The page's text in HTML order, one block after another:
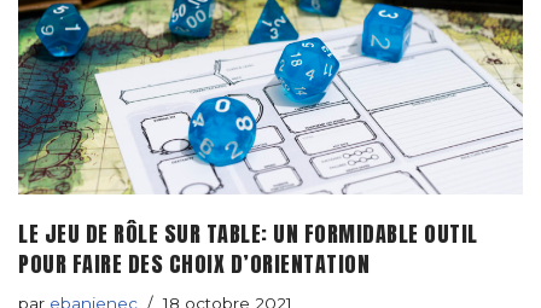
LE JEU DE RÔLE SUR TABLE: UN FORMIDABLE OUTIL
POUR FAIRE DES CHOIX D’ORIENTATION
par ebanjenec 18 octobre 2021